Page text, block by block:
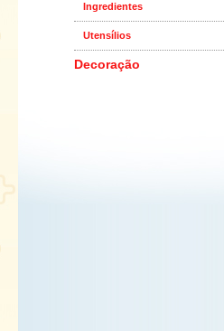
Ingredientes
Utensílios
Decoração